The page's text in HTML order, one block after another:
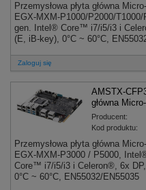
Przemysłowa płyta główna
EGX-MXM-P1000/P2000/
gen. Intel® Core™ i7/i5/i3 i
(E, iB-key), 0°C ~ 60°C,
Zaloguj się
AMSTX-
główna
Producent:
Kod produktu:
Przemysłowa płyta główna
EGX-MXM-P3000 / P5000,
Core™ i7/i5/i3 i Celeron®, 6x
0°C ~ 60°C, EN55032/EN55035